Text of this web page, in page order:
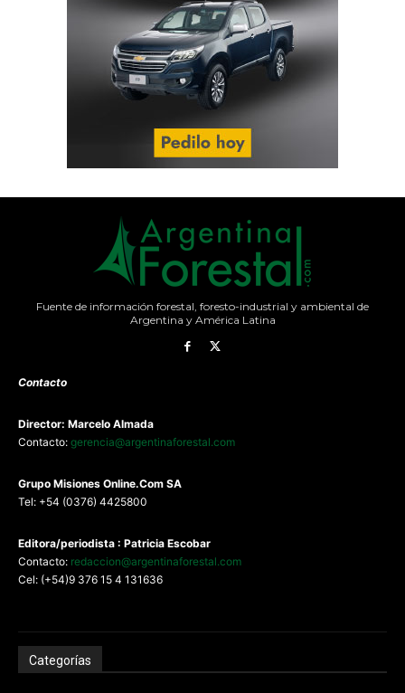
Fuente de información forestal, foresto-industrial y ambiental de
Argentina y América Latina
Contacto
Director: Marcelo Almada
Contacto: gerencia@argentinaforestal.com
Grupo Misiones Online.Com SA
Tel: +54 (0376) 4425800
Editora/periodista : Patricia Escobar
Contacto: redaccion@argentinaforestal.com
Cel: (+54)9 376 15 4 131636
Categorías